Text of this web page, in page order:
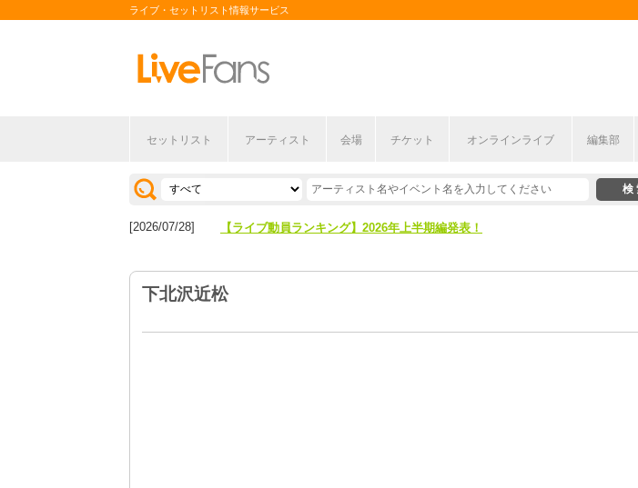
ライブ・セットリスト情報サービス
セットリスト アーティスト 会場 チケット オンラインライブ 編集部
[2026/04/27] 【フェス特集2026】フェス情報はここから！
[2026/07/28] 【ライブ動員ランキング】2026年上半期編発表！
下北沢近松